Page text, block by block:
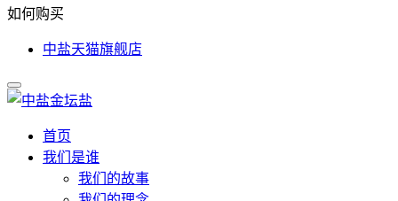
如何购买
中盐天猫旗舰店
首页
我们是谁
我们的故事